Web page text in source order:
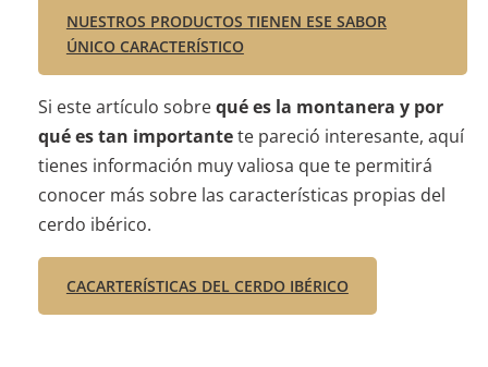
NUESTROS PRODUCTOS TIENEN ESE SABOR
ÚNICO CARACTERÍSTICO
Si este artículo sobrequé es la montanera y por
qué es tan importantete pareció interesante, aquí
tienes información muy valiosa que te permitirá
conocer más sobre las características propias del
cerdo ibérico.
CACARTERÍSTICAS DEL CERDO IBÉRICO